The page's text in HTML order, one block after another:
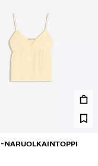
NARUOLKAINTOPPI